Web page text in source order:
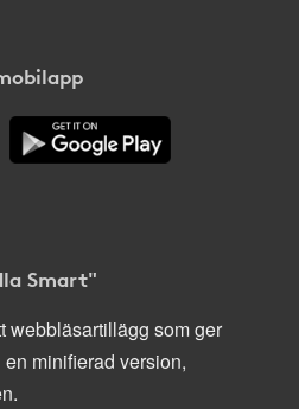
Smart"
webbläsartillägg som ger
minifierad version,